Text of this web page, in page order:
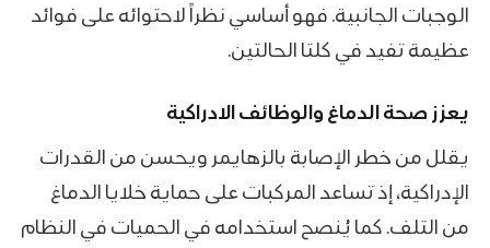
الوجبات الجانبية. فهو أساسي نظراً لاحتوائه على فوائد
عظيمة تفيد في كلتا الحالتين.
يعزز صحة الدماغ والوظائف الادراكية
يقلل من خطر الإصابة بالزهايمر ويحسن من القدرات
الإدراكية، إذ تساعد المركبات على حماية خلايا الدماغ
من التلف. كما يُنصح استخدامه في الحميات في النظام